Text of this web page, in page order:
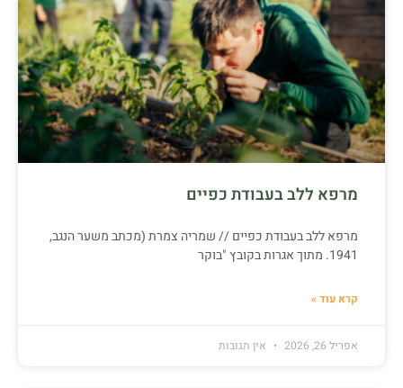
מרפא ללב בעבודת כפיים
מרפא ללב בעבודת כפיים // שמריה צמרת (מכתב משער הנגב,
1941. מתוך אגרות בקובץ "בוקר
קרא עוד »
אפריל 26, 2026 אין תגובות